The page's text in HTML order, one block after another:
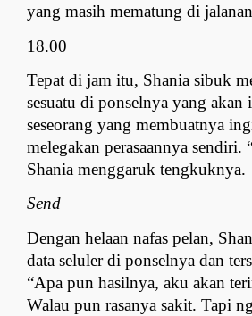
yang masih mematung di
18.00
Tepat di jam itu, Shania sibuk
sesuatu di ponselnya yang akan
seseorang yang membuatnya
melegakan perasaannya sendiri.
Shania menggaruk tengkuknya.
Send
Dengan helaan nafas pelan,
data seluler di ponselnya dan
“Apa pun hasilnya, aku akan
Walau pun rasanya sakit. Tapi